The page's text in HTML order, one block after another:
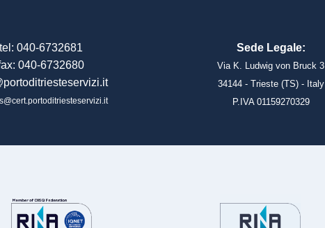
tel: 040-6732681
040-6732680
Sede Legale:
Via K. Ludwig von Bruck 3
34144 - Trieste (TS) - Italy
P.IVA 01159270329